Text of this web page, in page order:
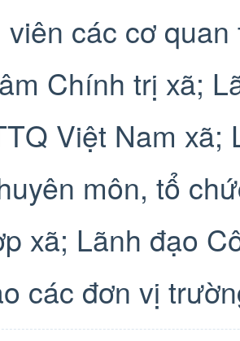
viên các cơ
Chính trị xã;
Việt Nam xã;
môn, tổ
xã; Lãnh đạo
các đơn vị